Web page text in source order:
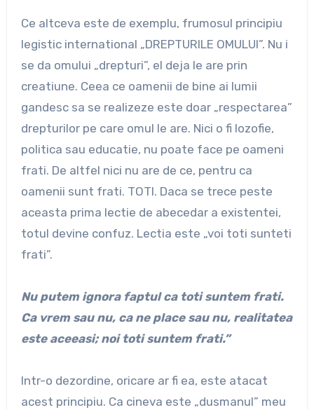
Ce altceva este de exemplu, frumosul principiu
legistic international „DREPTURILE OMULUI”. Nu i
se da omului „drepturi”, el deja le are prin
creatiune. Ceea ce oamenii de bine ai lumii
gandesc sa se realizeze este doar „respectarea”
drepturilor pe care omul le are. Nici o fi lozofie,
politica sau educatie, nu poate face pe oameni
frati. De altfel nici nu are de ce, pentru ca
oamenii sunt frati. TOTI. Daca se trece peste
aceasta prima lectie de abecedar a existentei,
totul devine confuz. Lectia este „voi toti sunteti
frati”.
Nu putem ignora faptul ca toti suntem frati.
Ca vrem sau nu, ca ne place sau nu, realitatea
este aceeasi; noi toti suntem frati.”
Intr-o dezordine, oricare ar fi ea, este atacat
acest principiu. Ca cineva este „dusmanul” meu